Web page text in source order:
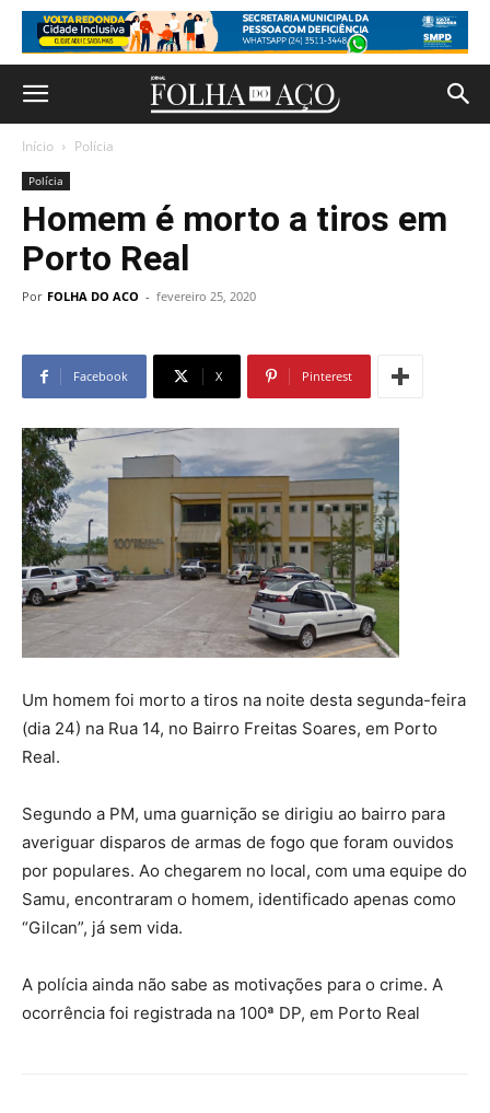
Início Polícia
Polícia
Homem é morto a tiros em
Porto Real
Por FOLHA DO ACO - fevereiro 25, 2020
Facebook X Pinterest
Um homem foi morto a tiros na noite desta segunda-feira
(dia 24) na Rua 14, no Bairro Freitas Soares, em Porto
Real.
Segundo a PM, uma guarnição se dirigiu ao bairro para
averiguar disparos de armas de fogo que foram ouvidos
por populares. Ao chegarem no local, com uma equipe do
Samu, encontraram o homem, identificado apenas como
“Gilcan”, já sem vida.
A polícia ainda não sabe as motivações para o crime. A
ocorrência foi registrada na 100ª DP, em Porto Real